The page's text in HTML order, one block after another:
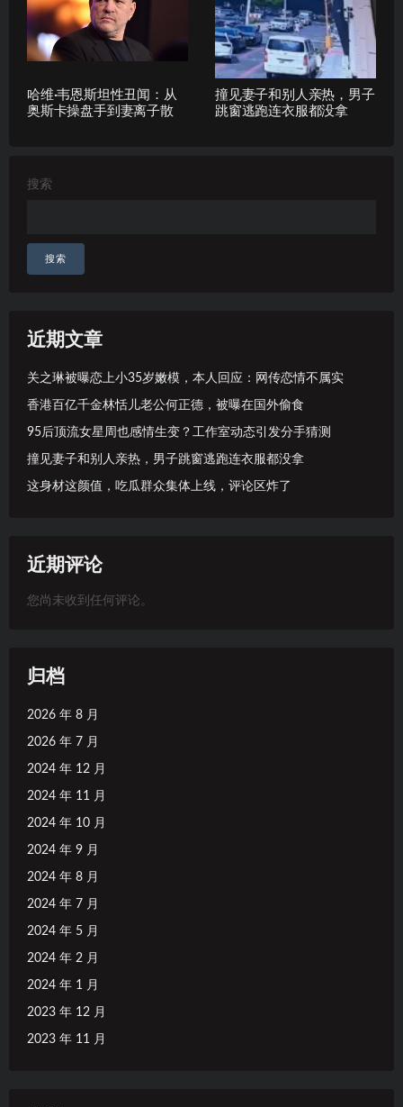
哈维·韦恩斯坦性丑闻：从
奥斯卡操盘手到妻离子散
撞见妻子和别人亲热，男子
跳窗逃跑连衣服都没拿
搜索
搜索
近期文章
关之琳被曝恋上小35岁嫩模，本人回应：网传恋情不属实
香港百亿千金林恬儿老公何正德，被曝在国外偷食
95后顶流女星周也感情生变？工作室动态引发分手猜测
撞见妻子和别人亲热，男子跳窗逃跑连衣服都没拿
这身材这颜值，吃瓜群众集体上线，评论区炸了
近期评论
您尚未收到任何评论。
归档
2026 年 8 月
2026 年 7 月
2024 年 12 月
2024 年 11 月
2024 年 10 月
2024 年 9 月
2024 年 8 月
2024 年 7 月
2024 年 5 月
2024 年 2 月
2024 年 1 月
2023 年 12 月
2023 年 11 月